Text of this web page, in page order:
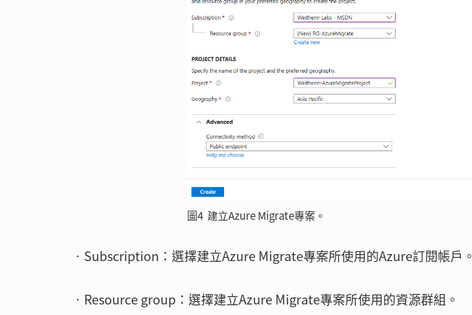
圖4 建立Azure Migrate專案。
‧Subscription：選擇建立Azure Migrate專案所使用的Azure訂閱帳戶。
‧Resource group：選擇建立Azure Migrate專案所使用的資源群組。